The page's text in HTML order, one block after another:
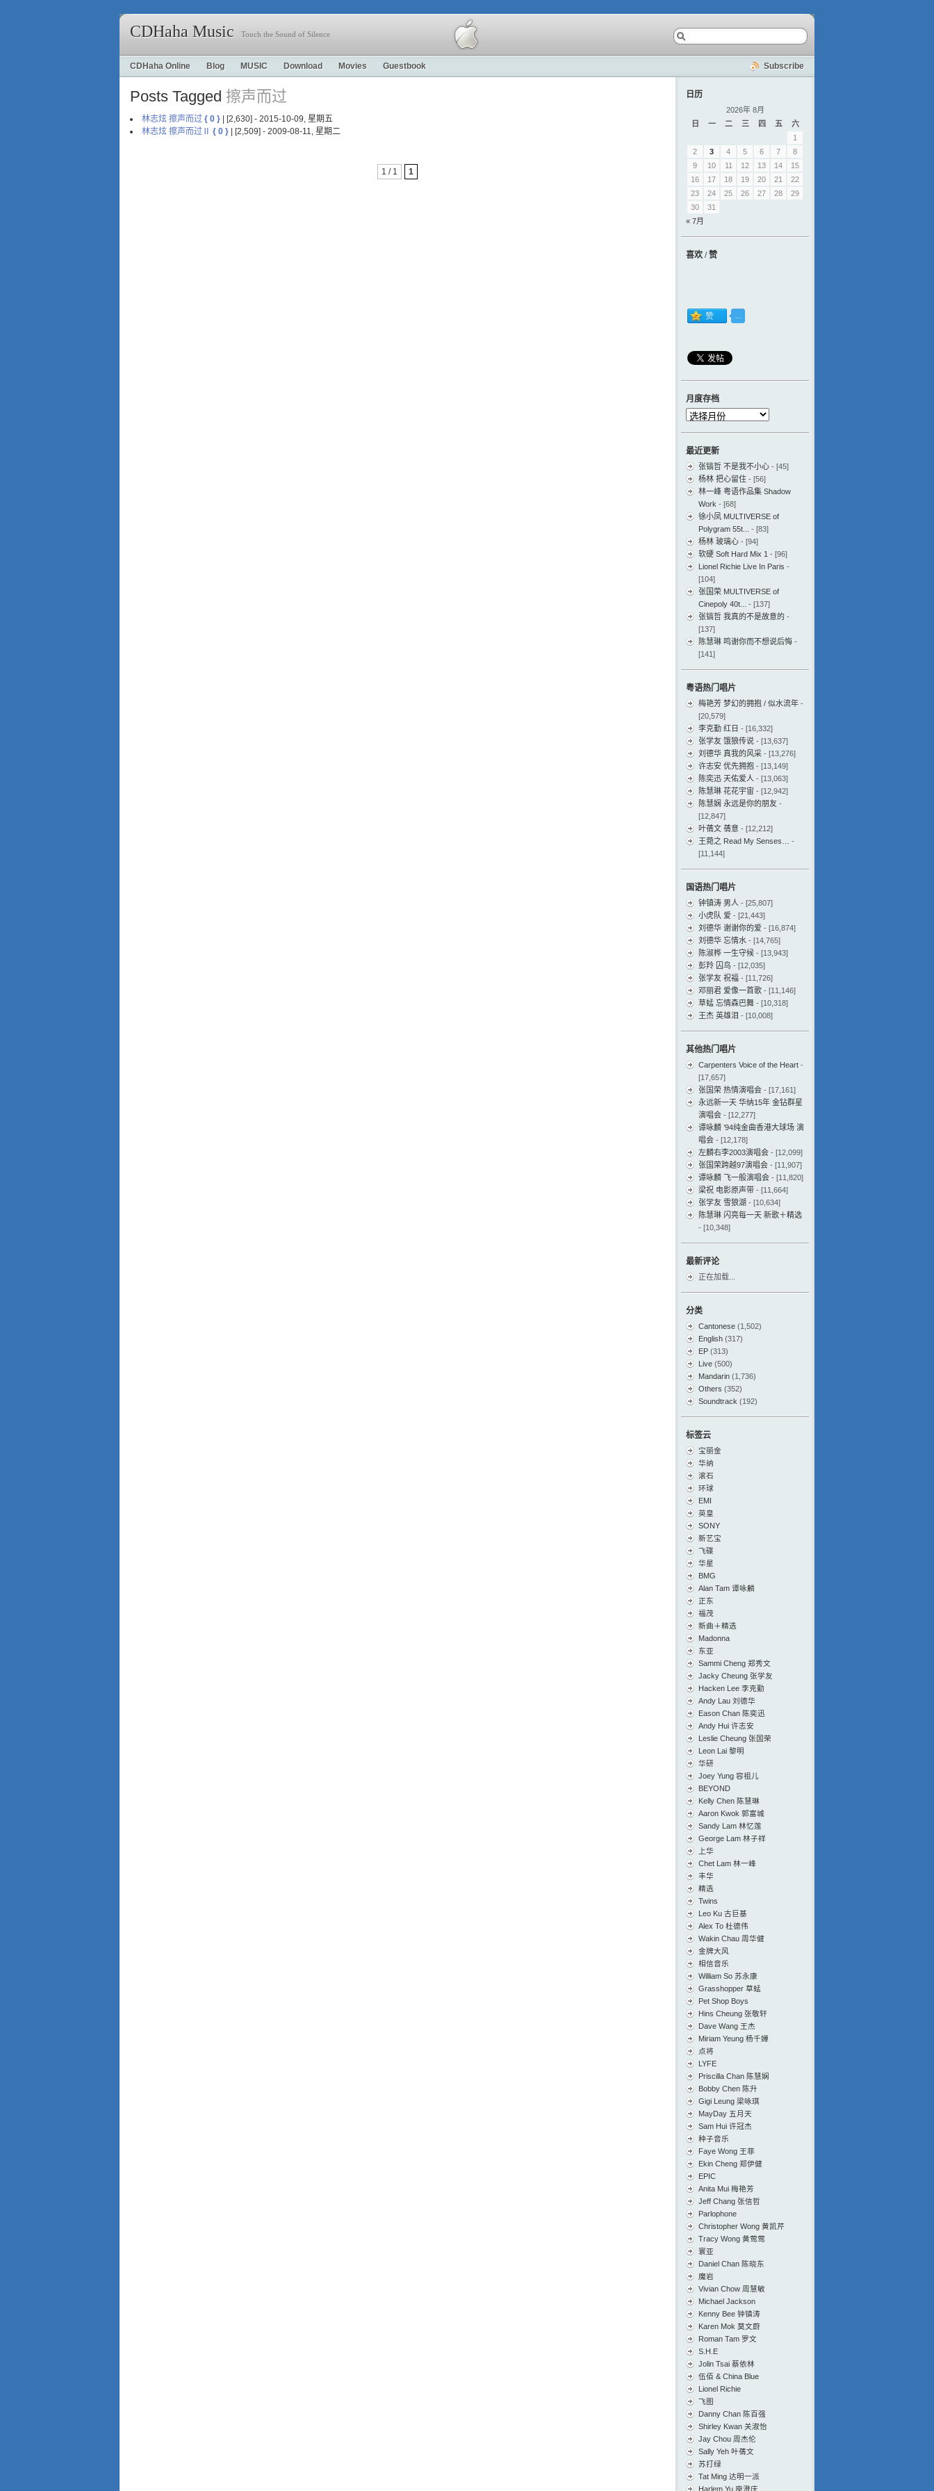
CDHaha Music Touch the Sound of Silence
CDHaha Online Blog MUSIC Download Movies Guestbook Subscribe
Posts Tagged 擦声而过
林志炫 擦声而过 { 0 } | [2,630] - 2015-10-09, 星期五
林志炫 擦声而过Ⅱ
{ 0 } | [2,509] - 2009-08-11, 星期二
1 / 1 1
日历
2026年 8月
日
一 二 三 四 五
六
1
2
3 4 5 6 7
8
9
10 11 12 13 14
15
16
17 18 19 20 21
22
23
24 25 26 27 28
29
30
31
« 7月
喜欢 / 赞
月度存档
月
档
最近更新
张镐哲 不是我不小心 - [45]
杨林 把心留住 - [56]
林一峰 粤语作品集 Shadow
Work - [68]
徐小凤 MULTIVERSE of
Polygram 55t...
- [83]
杨林 玻璃心 - [94]
软硬 Soft Hard Mix 1 - [96]
Lionel Richie Live In Paris -
[104]
张国荣 MULTIVERSE of
Cinepoly 40t...
- [137]
张镐哲 我真的不是故意的 -
[137]
陈慧琳 鸣谢你而不想说后悔 -
[141]
粤语热门唱片
梅艳芳 梦幻的拥抱 / 似水流年 -
[20,579]
李克勤 红日 - [16,332]
张学友 饿狼传说 - [13,637]
刘德华 真我的风采 - [13,276]
许志安 优先拥抱 - [13,149]
陈奕迅 天佑爱人 - [13,063]
陈慧琳 花花宇宙 - [12,942]
陈慧娴 永远是你的朋友 -
[12,847]
叶蒨文 蒨意 - [12,212]
王菀之 Read My Senses…
-
[11,144]
国语热门唱片
钟镇涛 男人 - [25,807]
小虎队 爱 - [21,443]
刘德华 谢谢你的爱 - [16,874]
刘德华 忘情水 - [14,765]
陈淑桦 一生守候 - [13,943]
彭羚 囚鸟 - [12,035]
张学友 祝福 - [11,726]
邓丽君 爱像一首歌 - [11,146]
草蜢 忘情森巴舞 - [10,318]
王杰 英雄泪 - [10,008]
其他热门唱片
Carpenters Voice of the Heart -
[17,657]
张国荣 热情演唱会 - [17,161]
永远新一天 华纳15年 金钻群星
演唱会 - [12,277]
谭咏麟 ’94纯金曲香港大球场 演
唱会 - [12,178]
左麟右李2003演唱会 - [12,099]
张国荣跨越97演唱会 - [11,907]
谭咏麟 飞一般演唱会 - [11,820]
梁祝 电影原声带 - [11,664]
张学友 雪狼湖 - [10,634]
陈慧琳 闪亮每一天 新歌＋精选
- [10,348]
最新评论
正在加载...
分类
Cantonese (1,502)
English (317)
EP (313)
Live (500)
Mandarin (1,736)
Others (352)
Soundtrack (192)
标签云
宝丽金
华纳
滚石
环球
EMI
英皇
SONY
新艺宝
飞碟
华星
BMG
Alan Tam 谭咏麟
正东
福茂
新曲＋精选
Madonna
东亚
Sammi Cheng 郑秀文
Jacky Cheung 张学友
Hacken Lee 李克勤
Andy Lau 刘德华
Eason Chan 陈奕迅
Andy Hui 许志安
Leslie Cheung 张国荣
Leon Lai 黎明
华研
Joey Yung 容祖儿
BEYOND
Kelly Chen 陈慧琳
Aaron Kwok 郭富城
Sandy Lam 林忆莲
George Lam 林子祥
上华
Chet Lam 林一峰
丰华
精选
Twins
Leo Ku 古巨基
Alex To 杜德伟
Wakin Chau 周华健
金牌大风
相信音乐
William So 苏永康
Grasshopper 草蜢
Pet Shop Boys
Hins Cheung 张敬轩
Dave Wang 王杰
Miriam Yeung 杨千嬅
点将
LYFE
Priscilla Chan 陈慧娴
Bobby Chen 陈升
Gigi Leung 梁咏琪
MayDay 五月天
Sam Hui 许冠杰
种子音乐
Faye Wong 王菲
Ekin Cheng 郑伊健
EPIC
Anita Mui 梅艳芳
Jeff Chang 张信哲
Parlophone
Christopher Wong 黄凯芹
Tracy Wong 黄莺莺
寰亚
Daniel Chan 陈晓东
魔岩
Vivian Chow 周慧敏
Michael Jackson
Kenny Bee 钟镇涛
Karen Mok 莫文蔚
Roman Tam 罗文
S.H.E
Jolin Tsai 蔡依林
伍佰 & China Blue
Lionel Richie
飞图
Danny Chan 陈百强
Shirley Kwan 关淑怡
Jay Chou 周杰伦
Sally Yeh 叶蒨文
苏打绿
Tat Ming 达明一派
Harlem Yu 庾澄庆